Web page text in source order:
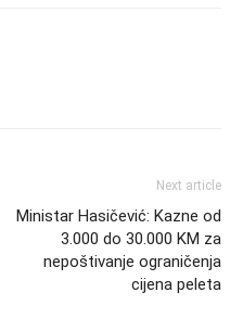
Next article
Ministar Hasičević: Kazne od
3.000 do 30.000 KM za
nepoštivanje ograničenja
cijena peleta